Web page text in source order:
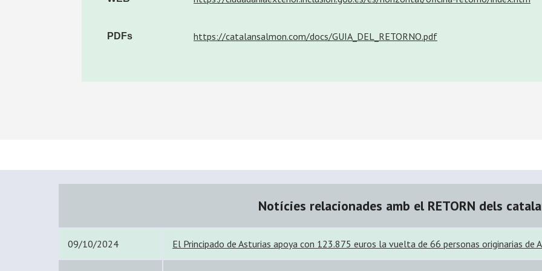
PDFs https://catalansalmon.com/docs/GUIA_DEL_RETORNO.pdf
Notícies relacionades amb el RETORN dels
09/10/2024 El Principado de Asturias apoya con 123.875 euros la vuelta de 66 personas originarias de